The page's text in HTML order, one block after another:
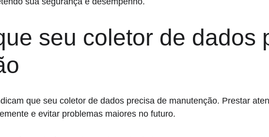
seu coletor de dados
que seu coletor de dados precisa de manutenção. Prestar
e evitar problemas maiores no futuro.